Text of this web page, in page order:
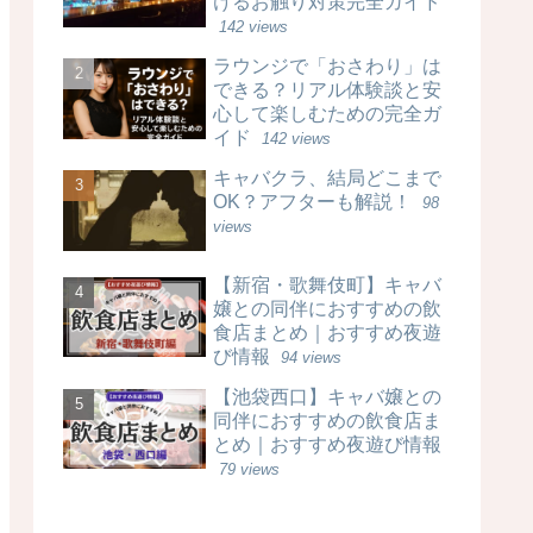
142 views
ラウンジで「おさわり」は
できる？リアル体験談と安
心して楽しむための完全ガ
イド
142 views
キャバクラ、結局どこまで
OK？アフターも解説！
98
views
【新宿・歌舞伎町】キャバ
嬢との同伴におすすめの飲
食店まとめ｜おすすめ夜遊
び情報
94 views
【池袋西口】キャバ嬢との
同伴におすすめの飲食店ま
とめ｜おすすめ夜遊び情報
79 views